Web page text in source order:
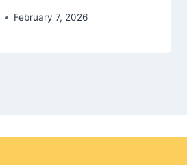
February 7, 2026